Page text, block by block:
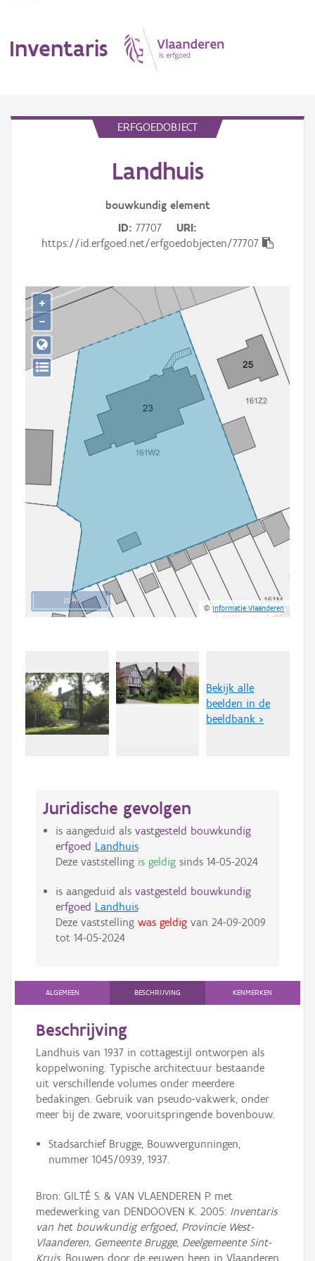
Inventaris
Gebeurtenis
Persoon of collectief
Downloads
ERFGOEDOBJECT
Landhuis
bouwkundig element
ID 77707
URI
https://id.erfgoed.net/erfgoedobjecten/77707
20 m
©Informatie Vlaanderen
+
−
Bekijk alle
beelden in de
beeldbank >
Juridische gevolgen
is aangeduid als vastgesteld bouwkundig
erfgoed Landhuis
Deze vaststelling is geldigsinds 14-05-2024
is aangeduid als vastgesteld bouwkundig
erfgoed Landhuis
Deze vaststelling was geldigvan 24-09-2009
tot 14-05-2024
ALGEMEEN BESCHRIJVING KENMERKEN
Beschrijving
Landhuis van 1937 in cottagestijl ontworpen als
koppelwoning. Typische architectuur bestaande
uit verschillende volumes onder meerdere
bedakingen. Gebruik van pseudo-vakwerk, onder
meer bij de zware, vooruitspringende bovenbouw.
Stadsarchief Brugge, Bouwvergunningen,
nummer 1045/0939, 1937.
Bron: GILTÉ S. & VAN VLAENDEREN P. met
medewerking van DENDOOVEN K. 2005: Inventaris
van het bouwkundig erfgoed, Provincie West-
Vlaanderen, Gemeente Brugge, Deelgemeente Sint-
Kruis, Bouwen door de eeuwen heen in Vlaanderen